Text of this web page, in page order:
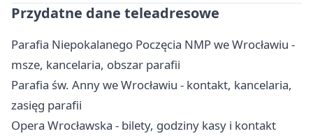
Przydatne dane teleadresowe
Parafia Niepokalanego Poczęcia NMP we Wrocławiu -
msze, kancelaria, obszar parafii
Parafia św. Anny we Wrocławiu - kontakt, kancelaria,
zasięg parafii
Opera Wrocławska - bilety, godziny kasy i kontakt